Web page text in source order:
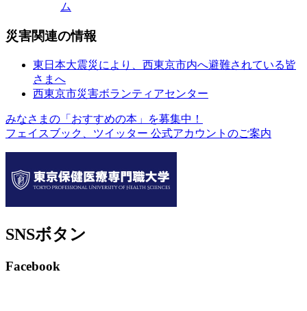
ム
災害関連の情報
東日本大震災により、西東京市内へ避難されている皆
さまへ
西東京市災害ボランティアセンター
みなさまの「おすすめの本」を募集中！
フェイスブック、ツイッター 公式アカウントのご案内
SNSボタン
Facebook